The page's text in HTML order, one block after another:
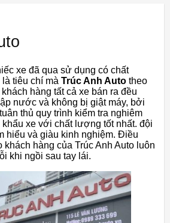
xe đã qua sử dụng có chất
tiêu chí mà Trúc Anh Auto theo
hàng tất cả xe bán ra đều
nước và không bị giật máy, bởi
thủ quy trình kiểm tra nghiêm
xe với chất lượng tốt nhất. đội
hiểu và giàu kinh nghiệm. Điều
khách hàng của Trúc Anh Auto luôn
khi ngồi sau tay lái.